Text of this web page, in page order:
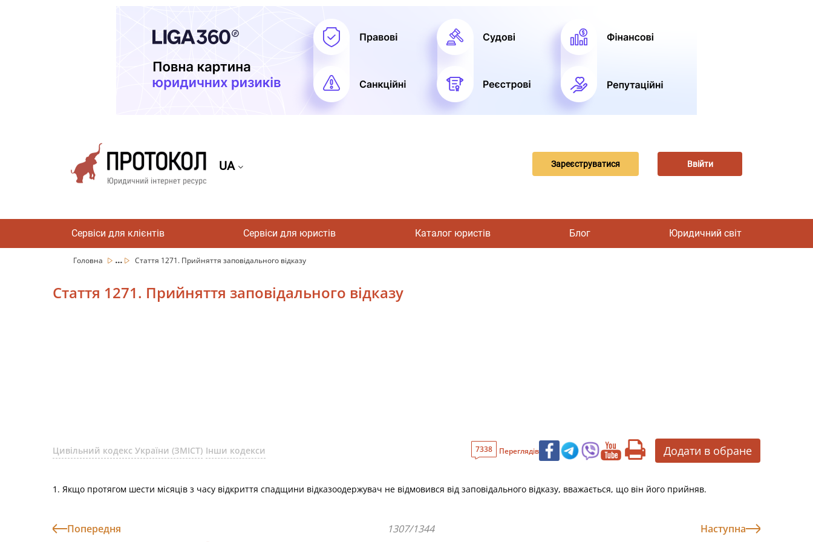
UA Зареєструватися Ввійти
Сервіси для клієнтів Сервіси для юристів Каталог юристів Блог Юридичний світ
Головна ... Стаття 1271. Прийняття заповідального відказу
Стаття 1271. Прийняття заповідального відказу
Цивільний кодекс України (ЗМІСТ) Інши кодекси 7338 Переглядів Додати в обране
1. Якщо протягом шести місяців з часу відкриття спадщини відказоодержувач не відмовився від заповідального відказу, вважається, що він його прийняв.
Попередня 1307/1344 Наступна